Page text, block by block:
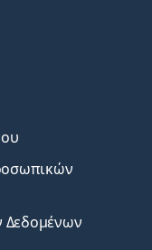
Δεδομένων